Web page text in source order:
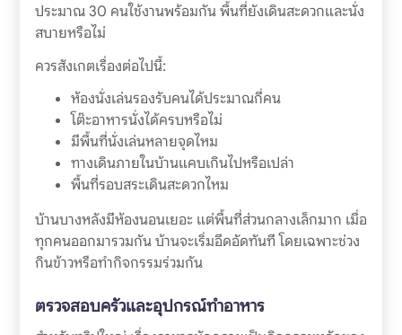
ประมาณ 30 คนใช้งานพร้อมกัน พื้นที่ยังเดินสะดวกและนั่ง
สบายหรือไม่
ควรสังเกตเรื่องต่อไปนี้:
ห้องนั่งเล่นรองรับคนได้ประมาณกี่คน
โต๊ะอาหารนั่งได้ครบหรือไม่
มีพื้นที่นั่งเล่นหลายจุดไหม
ทางเดินภายในบ้านแคบเกินไปหรือเปล่า
พื้นที่รอบสระเดินสะดวกไหม
บ้านบางหลังมีห้องนอนเยอะ แต่พื้นที่ส่วนกลางเล็กมาก เมื่อ
ทุกคนออกมารวมกัน บ้านจะเริ่มอึดอัดทันที โดยเฉพาะช่วง
กินข้าวหรือทำกิจกรรมร่วมกัน
ตรวจสอบครัวและอุปกรณ์ทำอาหาร